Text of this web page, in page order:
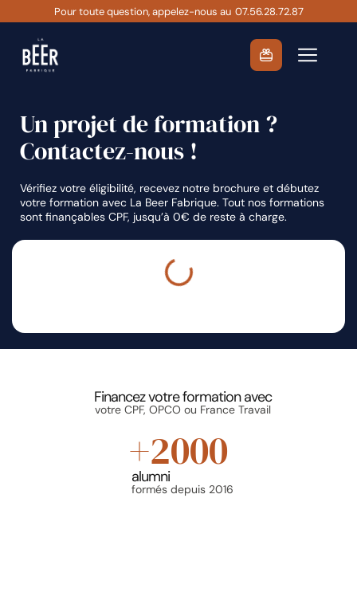
contenu
Pour toute question, appelez-nous au 07.56.28.72.87
Un projet de formation ?
Contactez-nous !
Vérifiez votre éligibilité, recevez notre brochure et débutez
votre formation avec La Beer Fabrique. Tout nos formations
sont finançables CPF, jusqu’à 0€ de reste à charge.
Financez votre formation avec
votre CPF, OPCO ou France Travail
+2000
alumni
formés depuis 2016